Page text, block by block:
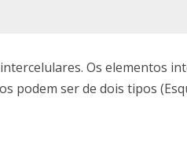
Os elementos
podem ser de dois tipos